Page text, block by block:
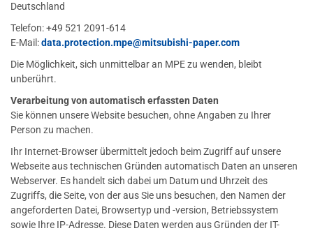
Deutschland
Telefon: +49 521 2091-614
E-Mail:data.protection.mpe@mitsubishi-paper.com
Die Möglichkeit, sich unmittelbar an MPE zu wenden, bleibt
unberührt.
Verarbeitung von automatisch erfassten Daten
Sie können unsere Website besuchen, ohne Angaben zu Ihrer
Person zu machen.
Ihr Internet-Browser übermittelt jedoch beim Zugriff auf unsere
Webseite aus technischen Gründen automatisch Daten an unseren
Webserver. Es handelt sich dabei um Datum und Uhrzeit des
Zugriffs, die Seite, von der aus Sie uns besuchen, den Namen der
angeforderten Datei, Browsertyp und -version, Betriebssystem
sowie Ihre IP-Adresse. Diese Daten werden aus Gründen der IT-